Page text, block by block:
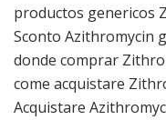
productos genericos
Sconto Azithromycin
donde comprar
come acquistare
Acquistare